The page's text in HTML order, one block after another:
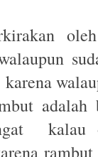
kalau